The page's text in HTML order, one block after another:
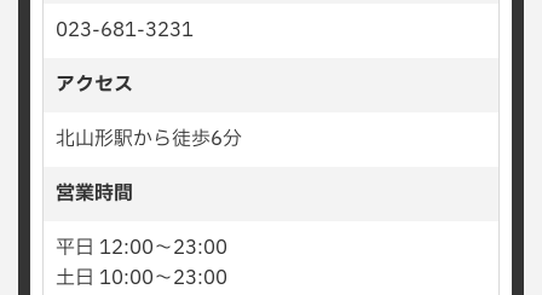
023-681-3231
アクセス
北山形駅から徒歩6分
営業時間
平日 12:00〜23:00
土日 10:00〜23:00